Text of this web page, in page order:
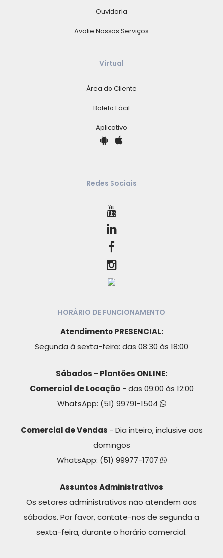
Ouvidoria
Avalie Nossos Serviços
Virtual
Área do Cliente
Boleto Fácil
Aplicativo
Redes Sociais
HORÁRIO DE FUNCIONAMENTO
Atendimento PRESENCIAL:
Segunda à sexta-feira: das 08:30 às 18:00
Sábados - Plantões ONLINE:
Comercial de Locação- das 09:00 às 12:00
WhatsApp: (51) 99791-1504
Comercial de Vendas - Dia inteiro, inclusive aos
domingos
WhatsApp: (51) 99977-1707
Assuntos Administrativos
Os setores administrativos não atendem aos
sábados. Por favor, contate-nos de segunda a
sexta-feira, durante o horário comercial.